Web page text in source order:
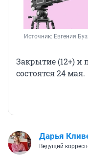
Источник: Евгения
Закрытие (12+) и
состоятся 24 мая.
Дарья
Ведущий